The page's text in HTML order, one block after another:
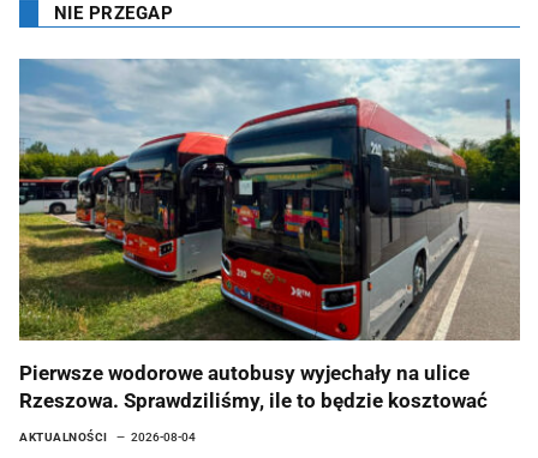
NIE PRZEGAP
Pierwsze wodorowe autobusy wyjechały na ulice
Rzeszowa. Sprawdziliśmy, ile to będzie kosztować
AKTUALNOŚCI 2026-08-04